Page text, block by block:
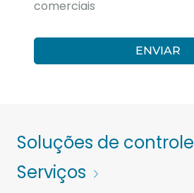
comerciais
Soluções de controle
Serviços